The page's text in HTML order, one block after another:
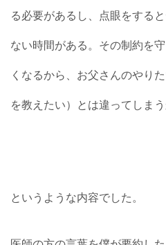
る必要があるし、点眼をする
ない時間がある。その制約を
くなるから、お父さんのやり
を教えたい）とは違ってしまう
というような内容でした。